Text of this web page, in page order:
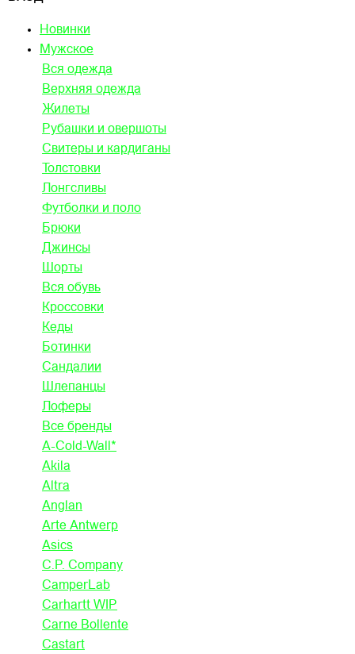
Новинки
Мужское
Вся одежда
Верхняя одежда
Жилеты
Рубашки и овершоты
Свитеры и кардиганы
Толстовки
Лонгсливы
Футболки и поло
Брюки
Джинсы
Шорты
Вся обувь
Кроссовки
Кеды
Ботинки
Сандалии
Шлепанцы
Лоферы
Все бренды
A-Cold-Wall*
Akila
Altra
Anglan
Arte Antwerp
Asics
C.P. Company
CamperLab
Carhartt WIP
Carne Bollente
Castart